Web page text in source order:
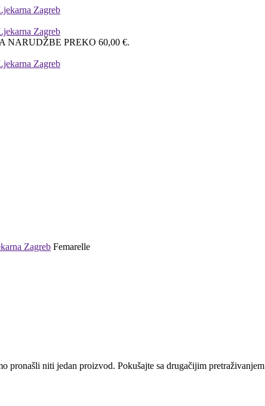
NARUDŽBE PREKO 60,00 €.
Zagreb Femarelle
pronašli niti jedan proizvod. Pokušajte sa drugačijim